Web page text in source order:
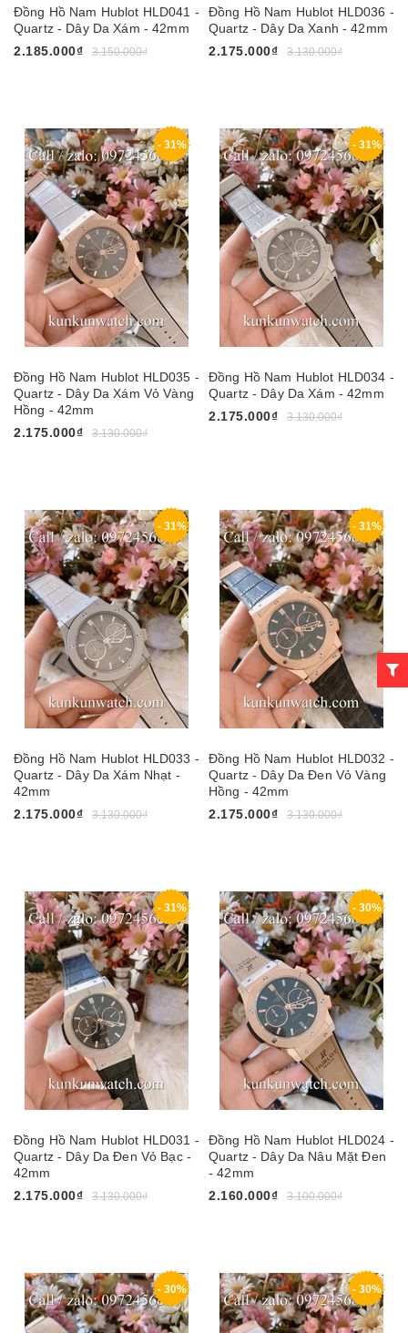
Đồng Hồ Nam Hublot HLD041 -
Quartz - Dây Da Xám - 42mm
2.185.000₫
3.150.000₫
Đồng Hồ Nam Hublot HLD036 -
Quartz - Dây Da Xanh - 42mm
2.175.000₫
3.130.000₫
- 31%
Đồng Hồ Nam Hublot HLD035 -
Quartz - Dây Da Xám Vỏ Vàng
Hồng - 42mm
2.175.000₫
3.130.000₫
- 31%
Đồng Hồ Nam Hublot HLD034 -
Quartz - Dây Da Xám - 42mm
2.175.000₫
3.130.000₫
- 31%
Đồng Hồ Nam Hublot HLD033 -
Quartz - Dây Da Xám Nhạt -
42mm
2.175.000₫
3.130.000₫
- 31%
Đồng Hồ Nam Hublot HLD032 -
Quartz - Dây Da Đen Vỏ Vàng
Hồng - 42mm
2.175.000₫
3.130.000₫
- 31%
Đồng Hồ Nam Hublot HLD031 -
Quartz - Dây Da Đen Vỏ Bạc -
42mm
2.175.000₫
3.130.000₫
- 30%
Đồng Hồ Nam Hublot HLD024 -
Quartz - Dây Da Nâu Mặt Đen
- 42mm
2.160.000₫
3.100.000₫
- 30% - 30%